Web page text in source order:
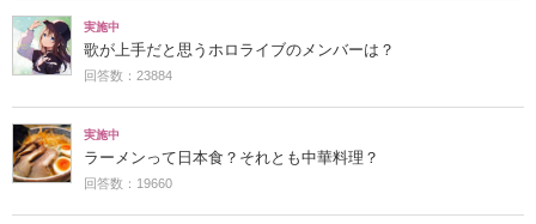
実施中
歌が上手だと思うホロライブのメンバーは？
回答数：23884
実施中
ラーメンって日本食？それとも中華料理？
回答数：19660